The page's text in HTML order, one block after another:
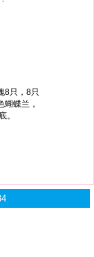
8只，8只
蝶兰，
。